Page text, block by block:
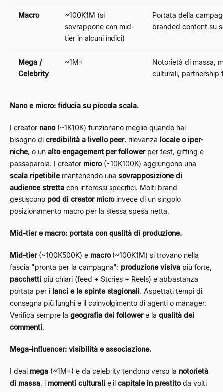
Macro
~100K1M (si
sovrappone con mid-
tier in alcuni indici)
Portata della
branded content su
Mega /
Celebrity
~1M+
Notorietà di massa,
culturali, partnership
Nano e micro: fiducia su piccola scala.
I creator nano(~1K10K) funzionano meglio quando hai
bisogno di credibilità a livello peer, rilevanza locale o iper-
niche, o un alto engagement per followerper test, gifting e
passaparola. I creator micro(~10K100K) aggiungono una
scala ripetibilemantenendo una sovrapposizione di
audience stretta con interessi specifici. Molti brand
gestiscono pod di creator microinvece di un singolo
posizionamento macro per la stessa spesa netta.
Mid-tier e macro: portata con qualità di produzione.
Mid-tier(~100K500K) e macro(~100K1M) si trovano nella
fascia "pronta per la campagna": produzione visiva più forte,
pacchetti più chiari (feed + Stories + Reels) e abbastanza
portata per i lanci e le spinte stagionali. Aspettati tempi di
consegna più lunghi e il coinvolgimento di agenti o manager.
Verifica sempre la geografia dei followere la qualità dei
commenti.
Mega-influencer: visibilità e associazione.
I deal mega (~1M+) e da celebrity tendono verso la notorietà
di massa, i momenti culturali e il capitale in prestitoda volti